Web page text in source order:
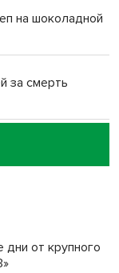
на шоколадной
за смерть
смерть
дни от крупного